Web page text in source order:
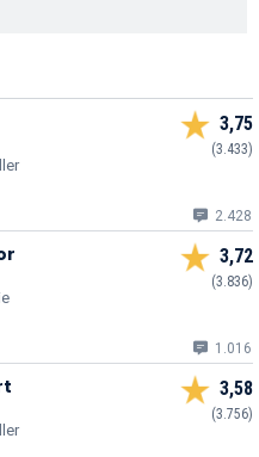
3,75
(3.433)
2.428
3,72
(3.836)
1.016
3,58
(3.756)